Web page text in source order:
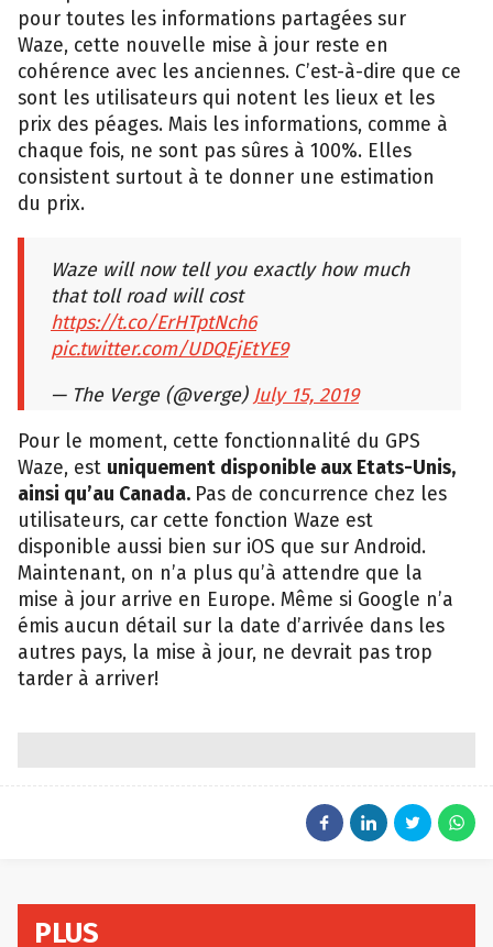
pour toutes les informations partagées sur
Waze, cette nouvelle mise à jour reste en
cohérence avec les anciennes. C’est-à-dire que ce
sont les utilisateurs qui notent les lieux et les
prix des péages. Mais les informations, comme à
chaque fois, ne sont pas sûres à 100%. Elles
consistent surtout à te donner une estimation
du prix.
Waze will now tell you exactly how much
that toll road will cost
https://t.co/ErHTptNch6
pic.twitter.com/UDQEjEtYE9
— The Verge (@verge) July 15, 2019
Pour le moment, cette fonctionnalité du GPS
Waze, est uniquement disponible aux Etats-Unis,
ainsi qu’au Canada. Pas de concurrence chez les
utilisateurs, car cette fonction Waze est
disponible aussi bien sur iOS que sur Android.
Maintenant, on n’a plus qu’à attendre que la
mise à jour arrive en Europe. Même si Google n’a
émis aucun détail sur la date d’arrivée dans les
autres pays, la mise à jour, ne devrait pas trop
tarder à arriver!
PLUS